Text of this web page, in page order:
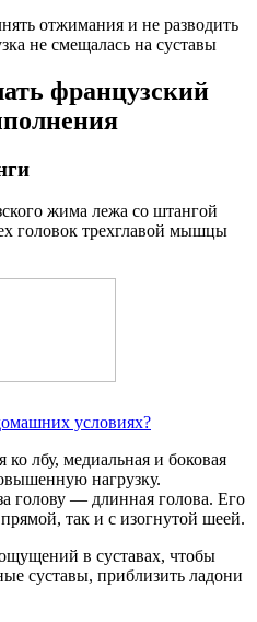
отжимания и не разводить
не смещалась на суставы
французский
жима лежа со штангой
головок трехглавой мышцы
условиях?
ко лбу, медиальная и боковая
нагрузку.
голову — длинная голова. Его
так и с изогнутой шеей.
в суставах, чтобы
суставы, приблизить ладони